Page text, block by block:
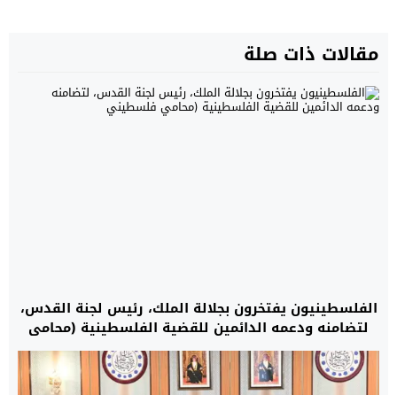
مقالات ذات صلة
الفلسطينيون يفتخرون بجلالة الملك، رئيس لجنة القدس،
لتضامنه ودعمه الدائمين للقضية الفلسطينية (محامي
فلسطيني